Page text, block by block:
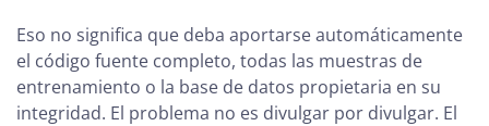
Eso no significa que deba aportarse automáticamente
el código fuente completo, todas las muestras de
entrenamiento o la base de datos propietaria en su
integridad. El problema no es divulgar por divulgar. El